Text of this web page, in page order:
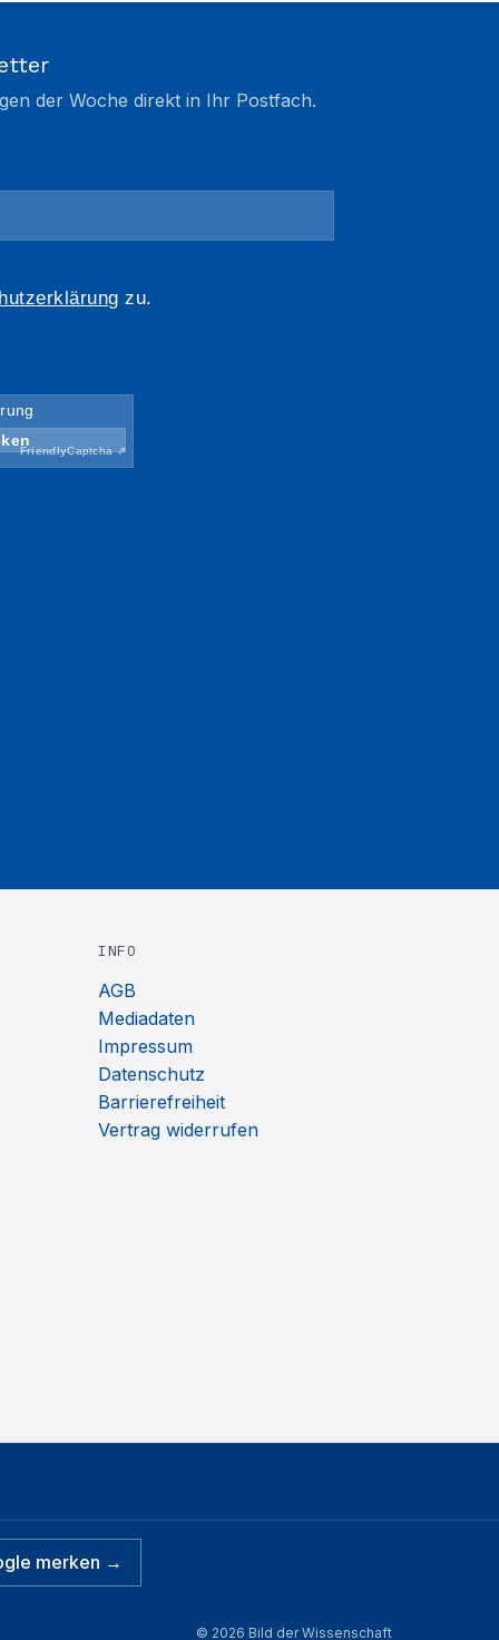
der Woche direkt in Ihr Postfach.
INFO
AGB
Mediadaten
Impressum
Datenschutz
Barrierefreiheit
Vertrag widerrufen
merken →
© 2026 Bild der Wissenschaft